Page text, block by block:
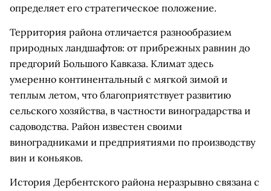
определяет его стратегическое положение.
Территория района отличается разнообразием
природных ландшафтов: от прибрежных равнин до
предгорий Большого Кавказа. Климат здесь
умеренно континентальный с мягкой зимой и
теплым летом, что благоприятствует развитию
сельского хозяйства, в частности виноградарства и
садоводства. Район известен своими
виноградниками и предприятиями по производству
вин и коньяков.
История Дербентского района неразрывно связана с